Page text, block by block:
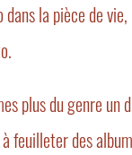
dans la pièce de
plus du genre un
feuilleter des